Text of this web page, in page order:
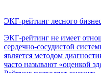
ЭКГ-рейтинг лесного
ЭКГ-рейтинг не имеет
сердечно-сосудистой
является методом
часто называют «оценкой